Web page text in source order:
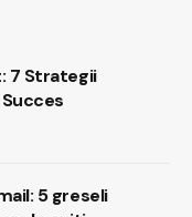
7 Strategii
5 greseli